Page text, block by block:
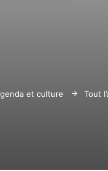
et culture Tout